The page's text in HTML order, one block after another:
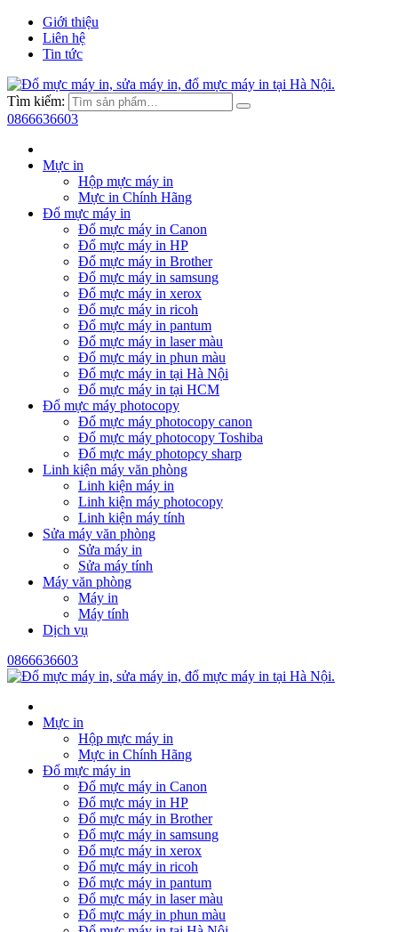
Giới thiệu
Liên hệ
Tin tức
Tìm kiếm:
0866636603
Mực in
Hộp mực máy in
Mực in Chính Hãng
Đổ mực máy in
Đổ mực máy in Canon
Đổ mực máy in HP
Đổ mực máy in Brother
Đổ mực máy in samsung
Đổ mực máy in xerox
Đổ mực máy in ricoh
Đổ mực máy in pantum
Đổ mực máy in laser màu
Đổ mực máy in phun màu
Đổ mực máy in tại Hà Nội
Đổ mực máy in tại HCM
Đổ mực máy photocopy
Đổ mực máy photocopy canon
Đổ mực máy photocopy Toshiba
Đổ mực máy photopcy sharp
Linh kiện máy văn phòng
Linh kiện máy in
Linh kiện máy photocopy
Linh kiện máy tính
Sửa máy văn phòng
Sửa máy in
Sửa máy tính
Máy văn phòng
Máy in
Máy tính
Dịch vụ
0866636603
Mực in
Hộp mực máy in
Mực in Chính Hãng
Đổ mực máy in
Đổ mực máy in Canon
Đổ mực máy in HP
Đổ mực máy in Brother
Đổ mực máy in samsung
Đổ mực máy in xerox
Đổ mực máy in ricoh
Đổ mực máy in pantum
Đổ mực máy in laser màu
Đổ mực máy in phun màu